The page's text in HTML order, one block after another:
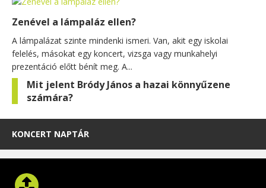
Zenével a lámpaláz ellen?
A lámpalázat szinte mindenki ismeri. Van, akit egy iskolai
felelés, másokat egy koncert, vizsga vagy munkahelyi
prezentáció előtt bénít meg. A...
Mit jelent Bródy János a hazai könnyűzene
számára?
KONCERT NAPTÁR